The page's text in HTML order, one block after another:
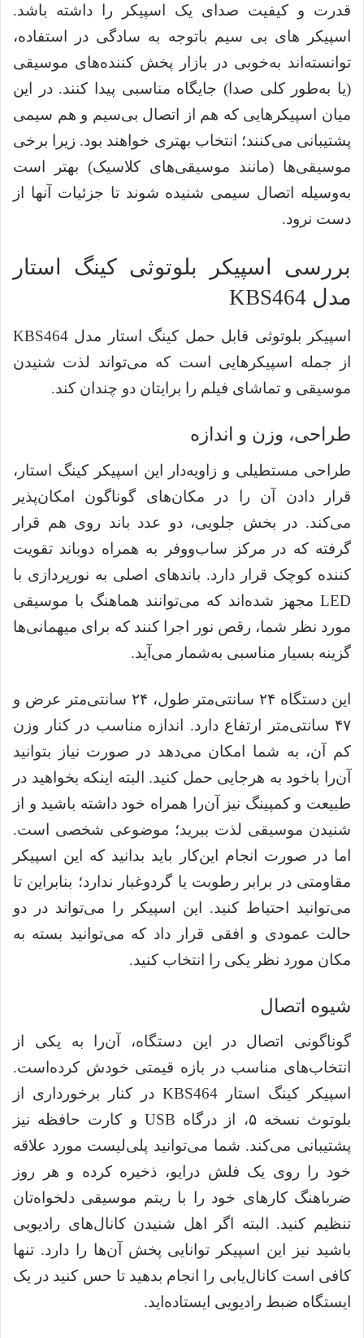
قدرت و کیفیت صدای یک اسپیکر را داشته باشد.
اسپیکر های بی‌ سیم باتوجه به سادگی در استفاده،
توانسته‌اند به‌خوبی در بازار پخش کننده‌های موسیقی
(یا به‌طور کلی صدا) جایگاه مناسبی پیدا کنند. در این
میان اسپیکرهایی که هم از اتصال بی‌سیم و هم سیمی
پشتیبانی می‌کنند؛ انتخاب بهتری خواهند بود. زیرا برخی
موسیقی‌ها (مانند موسیقی‌های کلاسیک) بهتر است
به‌وسیله اتصال سیمی شنیده شوند تا جزئیات آنها از
دست نرود.
بررسی اسپیکر بلوتوثی کینگ استار
مدل KBS464
اسپیکر بلوتوثی قابل حمل کینگ استار مدل KBS464
از جمله اسپیکر‌هایی است که می‌تواند لذت شنیدن
موسیقی و تماشای فیلم را برایتان دو چندان کند.
طراحی، وزن و اندازه
طراحی مستطیلی و زاویه‌دار این اسپیکر کینگ استار،
قرار دادن آن را در مکان‌های گوناگون امکان‌پذیر
می‌کند. در بخش جلویی، دو عدد باند روی هم قرار
گرفته که در مرکز ساب‌ووفر به همراه دوباند تقویت
کننده کوچک قرار دارد. باندهای اصلی به نورپردازی با
LED مجهز شده‌اند که می‌توانند هماهنگ با موسیقی
مورد نظر شما، رقص نور اجرا کنند که برای میهمانی‌ها
گزینه بسیار مناسبی به‌شمار می‌آید.
این دستگاه ۲۴ سانتی‌متر طول، ۲۴ سانتی‌متر عرض و
۴۷ سانتی‌متر ارتفاع دارد. اندازه مناسب در کنار وزن
کم آن، به شما امکان می‌دهد در صورت نیاز بتوانید
آن‌را باخود به هرجایی حمل کنید. البته اینکه بخواهید در
طبیعت و کمپینگ نیز آن‌را همراه خود داشته باشید و از
شنیدن موسیقی لذت ببرید؛ موضوعی شخصی است.
اما در صورت انجام این‌کار باید بدانید که این اسپیکر
مقاومتی در برابر رطوبت یا گردوغبار ندارد؛ بنابراین تا
می‌توانید احتیاط کنید. این اسپیکر را می‌تواند در دو
حالت عمودی و افقی قرار داد که می‌توانید بسته به
مکان مورد نظر یکی را انتخاب کنید.
شیوه اتصال
گوناگونی اتصال در این دستگاه، آن‌را به یکی از
انتخاب‌های مناسب در بازه قیمتی خودش کرده‌است.
اسپیکر کینگ استار KBS464 در کنار برخورداری از
بلوتوث نسخه ۵، از درگاه USB و کارت حافظه نیز
پشتیبانی می‌کند. شما می‌توانید پلی‌لیست مورد علاقه
خود را روی یک فلش درایو، ذخیره کرده و هر روز
ضرباهنگ کارهای خود را با ریتم موسیقی دلخواه‌تان
تنظیم کنید. البته اگر اهل شنیدن کانال‌های رادیویی
باشید نیز این اسپیکر توانایی پخش آن‌ها را دارد. تنها
کافی است کانال‌یابی را انجام بدهید تا حس کنید در یک
ایستگاه ضبط رادیویی ایستاده‌اید.